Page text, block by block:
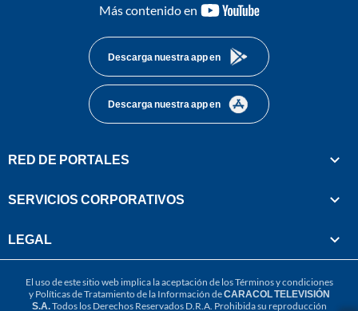
Más contenido en
youtube-
Descarga nuestra app en
Descarga nuestra app en
RED DE PORTALES
SERVICIOS CORPORATIVOS
LEGAL
El uso de este sitio web implica la aceptación de losTérminos y condiciones
y Políticas de Tratamiento de la Información deCARACOL TELEVISIÓN
S.A.Todos los Derechos Reservados D.R.A. Prohibida su reproducción